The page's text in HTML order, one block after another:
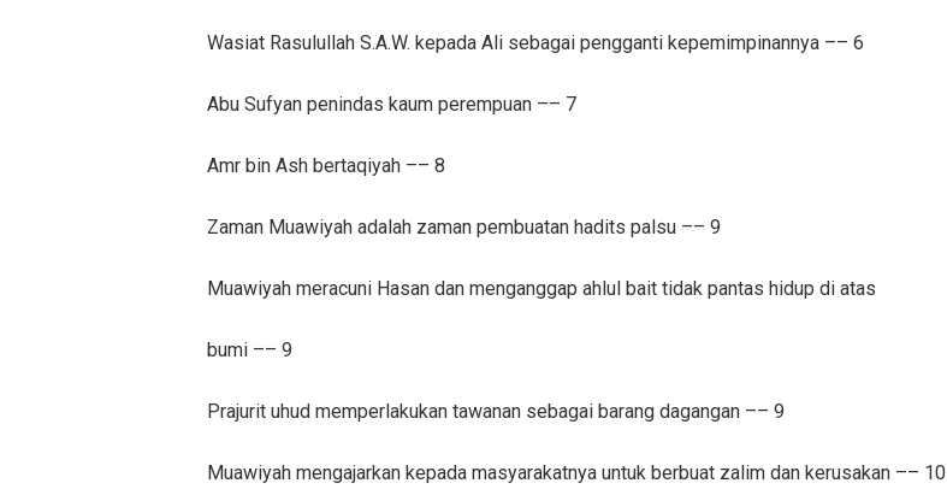
Wasiat Rasulullah S.A.W. kepada Ali sebagai pengganti kepemimpinannya –– 6
Abu Sufyan penindas kaum perempuan –– 7
Amr bin Ash bertaqiyah –– 8
Zaman Muawiyah adalah zaman pembuatan hadits palsu –– 9
Muawiyah meracuni Hasan dan menganggap ahlul bait tidak pantas hidup di atas
bumi –– 9
Prajurit uhud memperlakukan tawanan sebagai barang dagangan –– 9
Muawiyah mengajarkan kepada masyarakatnya untuk berbuat zalim dan kerusakan –– 10